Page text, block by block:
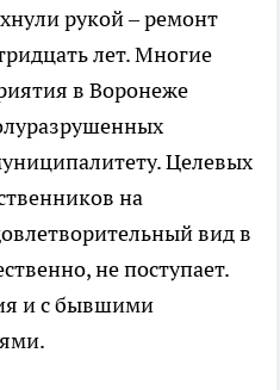
рукой – ремонт
лет. Многие
в Воронеже
Целевых
на
вид в
не поступает.
и с бывшими